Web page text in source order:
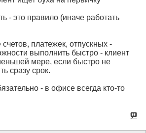
- это правило (иначе работать
платежек, отпускных -
выполнить быстро - клиент
мере, если быстро не
сразу срок.
- в офисе всегда кто-то